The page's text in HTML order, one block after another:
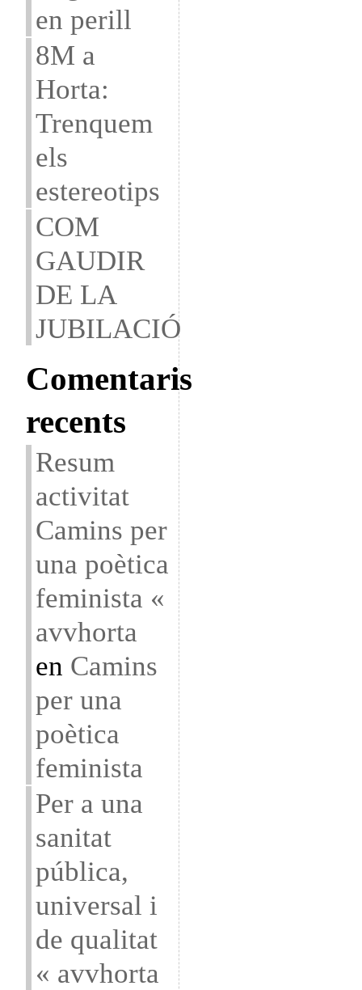
en perill
8M a
Horta:
Trenquem
els
estereotips
COM
GAUDIR
DE LA
JUBILACIÓ
Comentaris
recents
Resum
activitat
Camins per
una poètica
feminista «
avvhorta
en Camins
per una
poètica
feminista
Per a una
sanitat
pública,
universal i
de qualitat
« avvhorta